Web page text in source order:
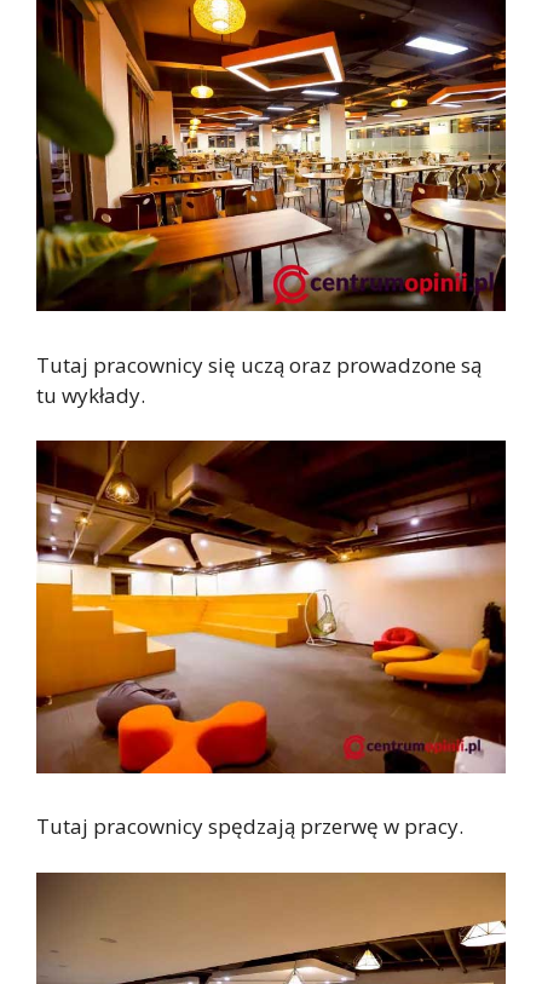
Tutaj pracownicy się uczą oraz prowadzone są
tu wykłady.
Tutaj pracownicy spędzają przerwę w pracy.